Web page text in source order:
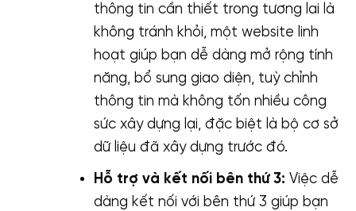
thông tin cần thiết trong tương lai là
không tránh khỏi, một website linh
hoạt giúp bạn dễ dàng mở rộng tính
năng, bổ sung giao diện, tuỳ chỉnh
thông tin mà không tốn nhiều công
sức xây dựng lại, đặc biệt là bộ cơ sở
dữ liệu đã xây dựng trước đó.
Hỗ trợ và kết nối bên thứ 3: Việc dễ
dàng kết nối với bên thứ 3 giúp bạn